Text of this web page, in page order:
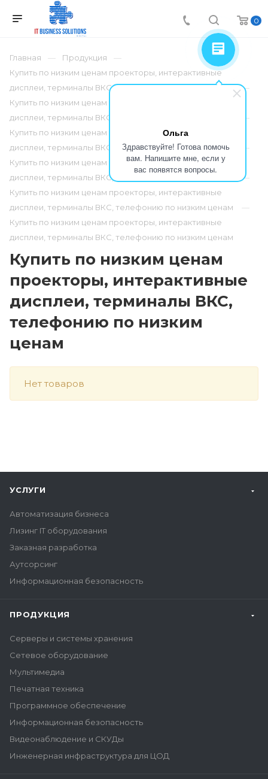
Ольга
Здравствуйте! Готова помочь
вам. Напишите мне, если у
вас появятся вопросы.
0
Главная
Продукция
Купить по низким ценам проекторы, интерактивные
дисплеи, терминалы ВКС, телефонию по низким ценам
Купить по низким ценам проекторы, интерактивные
дисплеи, терминалы ВКС, телефонию по низким ценам
Купить по низким ценам проекторы, интерактивные
дисплеи, терминалы ВКС, телефонию по низким ценам
Купить по низким ценам проекторы, интерактивные
дисплеи, терминалы ВКС, телефонию по низким ценам
Купить по низким ценам проекторы, интерактивные
дисплеи, терминалы ВКС, телефонию по низким ценам
Купить по низким ценам проекторы, интерактивные
дисплеи, терминалы ВКС, телефонию по низким ценам
Купить по низким ценам
проекторы, интерактивные
дисплеи, терминалы ВКС,
телефонию по низким
ценам
Нет товаров
УСЛУГИ
Автоматизация бизнеса
Лизинг IT оборудования
Заказная разработка
Аутсорсинг
Информационная безопасность
ПРОДУКЦИЯ
Серверы и системы хранения
Сетевое оборудование
Мультимедиа
Печатная техника
Программное обеспечение
Информационная безопасность
Видеонаблюдение и СКУДы
Инженерная инфраструктура для ЦОД